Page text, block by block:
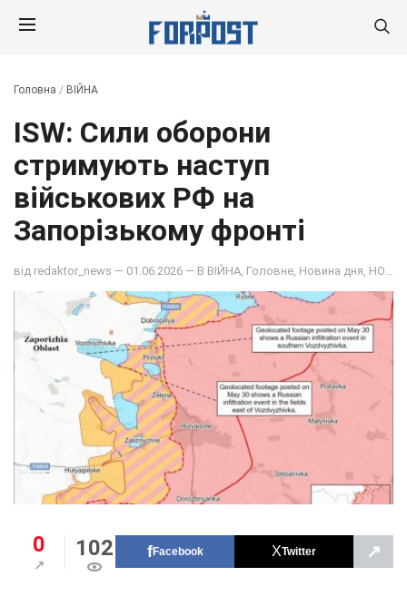
Головна / ВІЙНА
ISW: Сили оборони
стримують наступ
військових РФ на
Запорізькому фронті
від redaktor_news — 01.06.2026 — В ВІЙНА Головне Новина дня НОВИНИ
0 102 Facebook Twitter ↗